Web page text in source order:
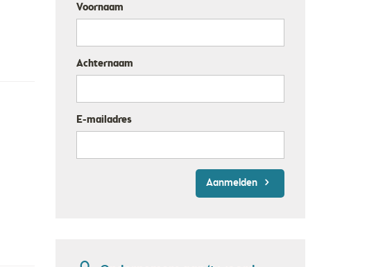
Voornaam
Achternaam
E-mailadres
Aanmelden